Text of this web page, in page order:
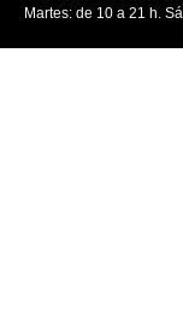
Martes: de 10 a 21 h.